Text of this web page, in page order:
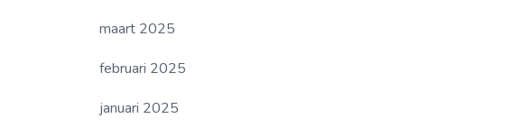
maart 2025
februari 2025
januari 2025